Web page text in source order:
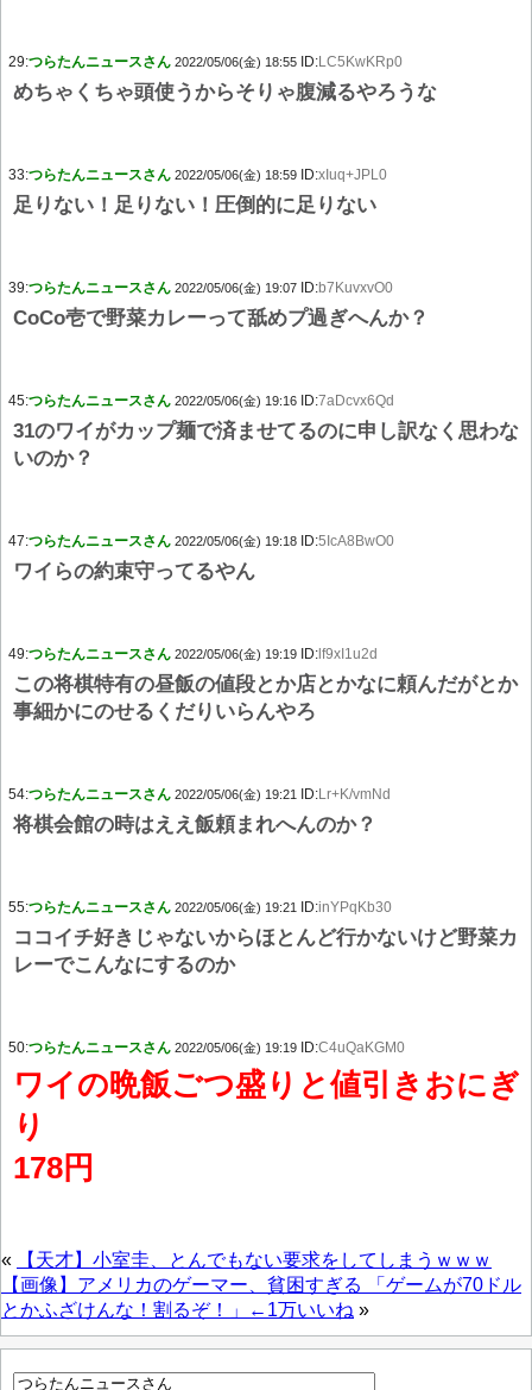
29:つらたんニュースさん 2022/05/06(金) 18:55 ID:LC5KwKRp0
めちゃくちゃ頭使うからそりゃ腹減るやろうな
33:つらたんニュースさん 2022/05/06(金) 18:59 ID:xIuq+JPL0
足りない！足りない！圧倒的に足りない
39:つらたんニュースさん 2022/05/06(金) 19:07 ID:b7KuvxvO0
CoCo壱で野菜カレーって舐めプ過ぎへんか？
45:つらたんニュースさん 2022/05/06(金) 19:16 ID:7aDcvx6Qd
31のワイがカップ麺で済ませてるのに申し訳なく思わな
いのか？
47:つらたんニュースさん 2022/05/06(金) 19:18 ID:5IcA8BwO0
ワイらの約束守ってるやん
49:つらたんニュースさん 2022/05/06(金) 19:19 ID: lf9xI1u2d
この将棋特有の昼飯の値段とか店とかなに頼んだがとか
事細かにのせるくだりいらんやろ
54:つらたんニュースさん 2022/05/06(金) 19:21 ID:Lr+K/vmNd
将棋会館の時はええ飯頼まれへんのか？
55:つらたんニュースさん 2022/05/06(金) 19:21 ID:inYPqKb30
ココイチ好きじゃないからほとんど行かないけど野菜カ
レーでこんなにするのか
50:つらたんニュースさん 2022/05/06(金) 19:19 ID:C4uQaKGM0
ワイの晩飯ごつ盛りと値引きおにぎ
り
178円
«
【天才】小室圭、とんでもない要求をしてしまうｗｗｗ
【画像】アメリカのゲーマー、貧困すぎる 「ゲームが70ドル
とかふざけんな！割るぞ！」←1万いいね »